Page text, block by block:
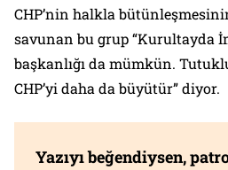
CHP’nin halkla
savunan bu grup “Kurultayda
başkanlığı da mümkün.
CHP’yi daha da büyütür” diyor.
Yazıyı beğendiysen,